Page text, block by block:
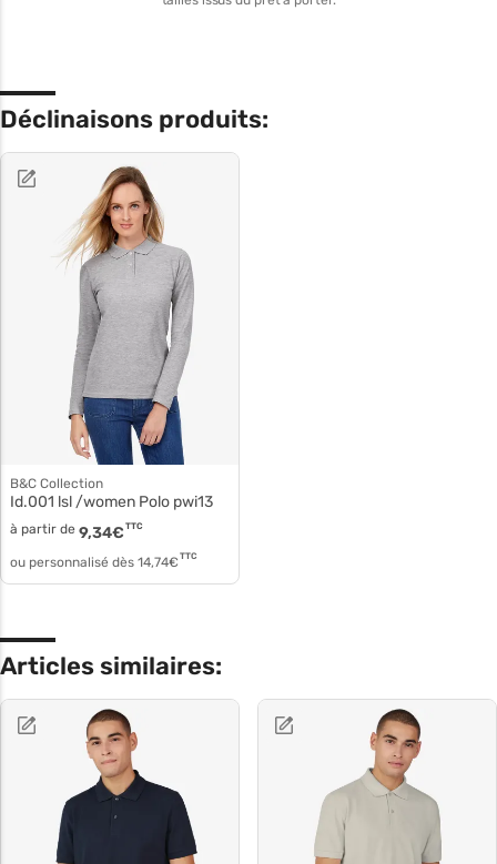
Déclinaisons produits:
B&C Collection
Id.001 lsl /women Polo pwi13
à partir de 9,34€ TTC
ou personnalisé dès 14,74€ TTC
Articles similaires: